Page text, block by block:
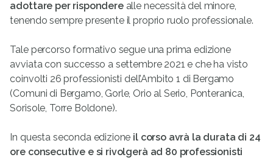
adottare per risponderealle necessità del minore,
tenendo sempre presente il proprio ruolo professionale.
Tale percorso formativo segue una prima edizione
avviata con successo a settembre 2021 e che ha visto
coinvolti 26 professionisti dell’Ambito 1 di Bergamo
(Comuni di Bergamo, Gorle, Orio al Serio, Ponteranica,
Sorisole, Torre Boldone).
In questa seconda edizione il corso avrà la durata di 24
ore consecutive e si rivolgerà ad 80 professionisti